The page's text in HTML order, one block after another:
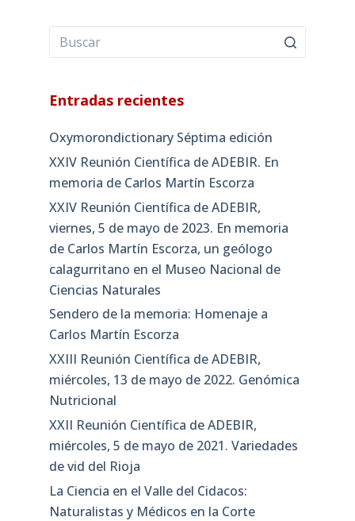
Entradas recientes
Oxymorondictionary Séptima edición
XXIV Reunión Científica de ADEBIR. En
memoria de Carlos Martín Escorza
XXIV Reunión Científica de ADEBIR,
viernes, 5 de mayo de 2023. En memoria
de Carlos Martín Escorza, un geólogo
calagurritano en el Museo Nacional de
Ciencias Naturales
Sendero de la memoria: Homenaje a
Carlos Martín Escorza
XXIII Reunión Científica de ADEBIR,
miércoles, 13 de mayo de 2022. Genómica
Nutricional
XXII Reunión Científica de ADEBIR,
miércoles, 5 de mayo de 2021. Variedades
de vid del Rioja
La Ciencia en el Valle del Cidacos:
Naturalistas y Médicos en la Corte